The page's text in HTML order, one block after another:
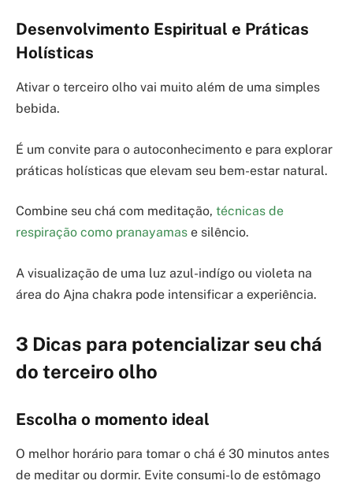
Desenvolvimento Espiritual e Práticas
Holísticas
Ativar o terceiro olho vai muito além de uma simples
bebida.
É um convite para o autoconhecimento e para explorar
práticas holísticas que elevam seu bem-estar natural.
Combine seu chá com meditação, técnicas de
respiração como pranayamas e silêncio.
A visualização de uma luz azul-indígo ou violeta na
área do Ajna chakra pode intensificar a experiência.
3 Dicas para potencializar seu chá
do terceiro olho
Escolha o momento ideal
O melhor horário para tomar o chá é 30 minutos antes
de meditar ou dormir. Evite consumi-lo de estômago